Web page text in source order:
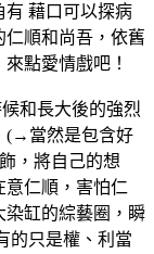
有 藉口可以探病
仁順和尚吾，依舊
點愛情戲吧！
和長大後的強烈
(→當然是包含好
，將自己的想
意仁順，害怕仁
染缸的綜藝圈，瞬
的只是權、利當